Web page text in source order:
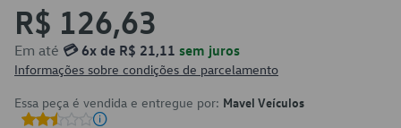
R$ 126,63
Em até 💳 6x de R$ 21,11 sem juros
Informações sobre condições de parcelamento
Essa peça é vendida e entregue por: Mavel Veículos